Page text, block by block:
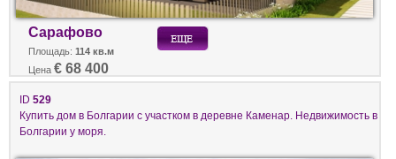
Сарафово
Площадь: 114 кв.м
Цена € 68 400
ID 529
Купить дом в Болгарии с участком в деревне Каменар. Недвижимость в
Болгарии у моря.